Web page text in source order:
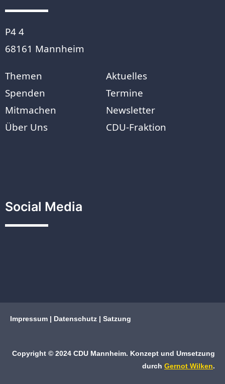
P4 4
68161 Mannheim
Themen
Spenden
Mitmachen
Über Uns
Aktuelles
Termine
Newsletter
CDU-Fraktion
Social Media
Impressum Datenschutz Satzung
Copyright © 2024 CDU Mannheim. Konzept und Umsetzung
durch Gernot Wilken.